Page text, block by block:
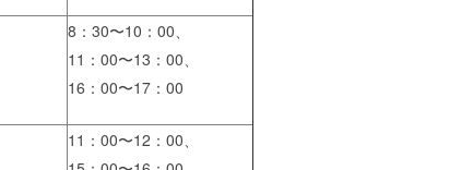
8：30〜10：00、
11：00〜13：00、
16：00〜17：00
11：00〜12：00、